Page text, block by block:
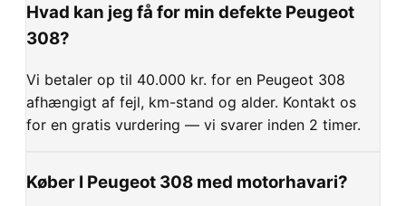
Hvad kan jeg få for min defekte Peugeot
308?
Vi betaler op til 40.000 kr. for en Peugeot 308
afhængigt af fejl, km-stand og alder. Kontakt os
for en gratis vurdering — vi svarer inden 2 timer.
Køber I Peugeot 308 med motorhavari?